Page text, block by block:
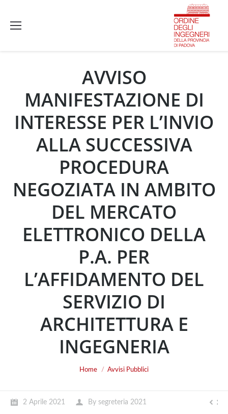
AVVISO
MANIFESTAZIONE DI
INTERESSE PER L’INVIO
ALLA SUCCESSIVA
PROCEDURA
NEGOZIATA IN AMBITO
DEL MERCATO
ELETTRONICO DELLA
P.A. PER
L’AFFIDAMENTO DEL
SERVIZIO DI
ARCHITETTURA E
INGEGNERIA
Home Avvisi Pubblici
2 Aprile 2021 By segreteria 2021